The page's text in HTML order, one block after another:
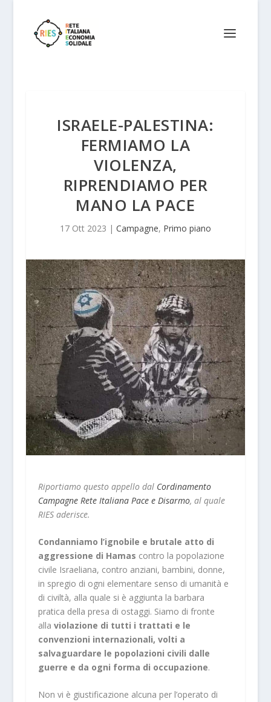
ISRAELE-PALESTINA:
FERMIAMO LA
VIOLENZA,
RIPRENDIAMO PER
MANO LA PACE
17 Ott 2023 | Campagne, Primo piano
Riportiamo questo appello dal Cordinamento
Campagne Rete Italiana Pace e Disarmo, al quale
RIES aderisce.
Condanniamo l’ignobile e brutale atto di
aggressione di Hamas contro la popolazione
civile Israeliana, contro anziani, bambini, donne,
in spregio di ogni elementare senso di umanità e
di civiltà, alla quale si è aggiunta la barbara
pratica della presa di ostaggi. Siamo di fronte
alla violazione di tutti i trattati e le
convenzioni internazionali, volti a
salvaguardare le popolazioni civili dalle
guerre e da ogni forma di occupazione.
Non vi è giustificazione alcuna per l’operato di